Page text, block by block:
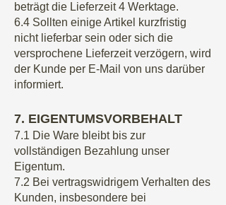
beträgt die Lieferzeit 4 Werktage.
6.4 Sollten einige Artikel kurzfristig
nicht lieferbar sein oder sich die
versprochene Lieferzeit verzögern, wird
der Kunde per E-Mail von uns darüber
informiert.
7. EIGENTUMSVORBEHALT
7.1 Die Ware bleibt bis zur
vollständigen Bezahlung unser
Eigentum.
7.2 Bei vertragswidrigem Verhalten des
Kunden, insbesondere bei